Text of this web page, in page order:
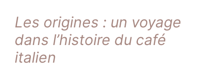
Les origines : un voyage
dans l’histoire du café
italien